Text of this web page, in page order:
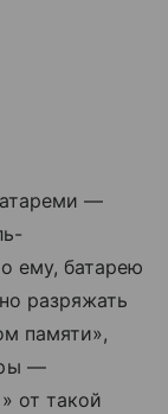
—
ему, батарею
разряжать
памяти»,
—
от такой